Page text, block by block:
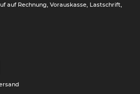
auf Rechnung, Vorauskasse, Lastschrift,